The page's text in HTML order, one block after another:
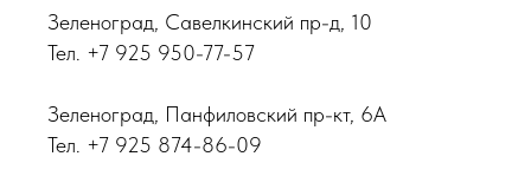
Зеленоград, Савелкинский пр-д, 10
Тел. +7 925 950-77-57
Зеленоград, Панфиловский пр-кт, 6А
Тел. +7 925 874-86-09